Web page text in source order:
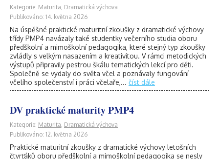
Kategorie: Maturita, Dramatická výchova
Publikováno: 14. května 2026
Na úspěšné praktické maturitní zkoušky z dramatické výchovy
třídy PMP4 navázaly také studentky večerního studia oboru
předškolní a mimoškolní pedagogika, které stejný typ zkoušky
zvládly s velkým nasazením a kreativitou. V rámci metodických
výstupů připravily pestrou škálu tematických lekcí pro děti.
Společně se vydaly do světa včel a poznávaly fungování
včelího společenství i práci včelaře,... číst dále
DV praktické maturity PMP4
Kategorie: Maturita, Dramatická výchova
Publikováno: 12. května 2026
Praktické maturitní zkoušky z dramatické výchovy letošních
čtvrťáků oboru předškolní a mimoškolní pedagogika se nesly